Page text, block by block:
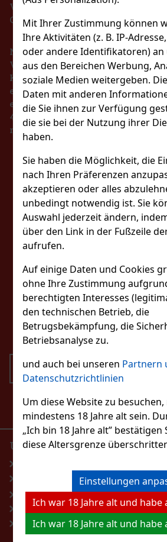
Mit Ihrer Zustimmung können
Ihre Aktivitäten (z. B. IP-
oder andere Identifikatoren)
aus den Bereichen Werbung,
soziale Medien weitergeben.
Daten mit anderen
die Sie ihnen zur Verfügung
die sie bei der Nutzung ihrer
haben.
Sie haben die Möglichkeit, die
nach Ihren Präferenzen
akzeptieren oder alles
unbedingt notwendig ist. Sie
Auswahl jederzeit ändern,
über den Link in der Fußzeile
aufrufen.
Auf einige Daten und Cookies
ohne Ihre Zustimmung
berechtigten Interesses
den technischen Betrieb, die
Betrugsbekämpfung, die
Betriebsanalyse zu.
und auch bei unseren Partnern
Datenschutzrichtlinien
Um diese Website zu besuchen,
mindestens 18 Jahre alt sein.
„Ich bin 18 Jahre alt” bestätigen
diese Altersgrenze
Einstellungen
Ich war 18 Jahre alt und habe
Ich war 18 Jahre alt und habe
WoodWick Precious Metals
Pomeloglass medium
AUF LAGER
€ ohne VAT
WoodWick Precious Metals
AUF LAGER (> 5 st)
17.27
VERBOT DES VERKAUFS VON
GETRÄNKEN AN PERSONEN
Nach dem Gesetz über die
Verkäufen ist der Verkäufer
Käufer eine Quittung
er verpflichtet, die erhaltenen
eines technischen Ausfalls
48 Stunden online beim
registrieren.
BLEIBEN
UNS IN
FOLGEN SIE
Daten einverstanden
KONTAKTIERE
+43 660
UNSER E-SHOP
Allgemeine
Rücktritt vom Vertrag